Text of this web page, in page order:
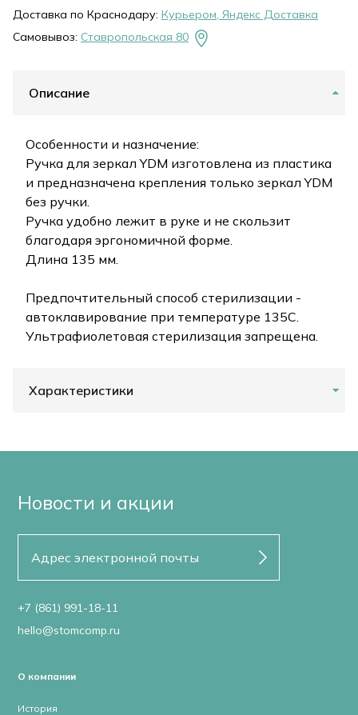
Доставка по Краснодару: Курьером, Яндекс Доставка
Самовывоз: Ставропольская 80
Описание
Особенности и назначение:
Ручка для зеркал YDM изготовлена из пластика
и предназначена крепления только зеркал YDM
без ручки.
Ручка удобно лежит в руке и не скользит
благодаря эргономичной форме.
Длина 135 мм.
Предпочтительный способ стерилизации -
автоклавирование при температуре 135C.
Ультрафиолетовая стерилизация запрещена.
Характеристики
Новости и акции
+7 (861) 991-18-11
hello@stomcomp.ru
О компании
История